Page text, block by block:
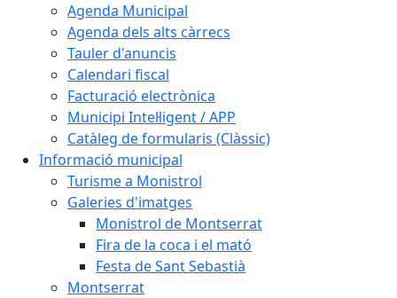
Agenda Municipal
Agenda dels alts càrrecs
Tauler d'anuncis
Calendari fiscal
Facturació electrònica
Municipi Intel·ligent / APP
Catàleg de formularis (Clàssic)
Informació municipal
Turisme a Monistrol
Galeries d'imatges
Monistrol de Montserrat
Fira de la coca i el mató
Festa de Sant Sebastià
Montserrat